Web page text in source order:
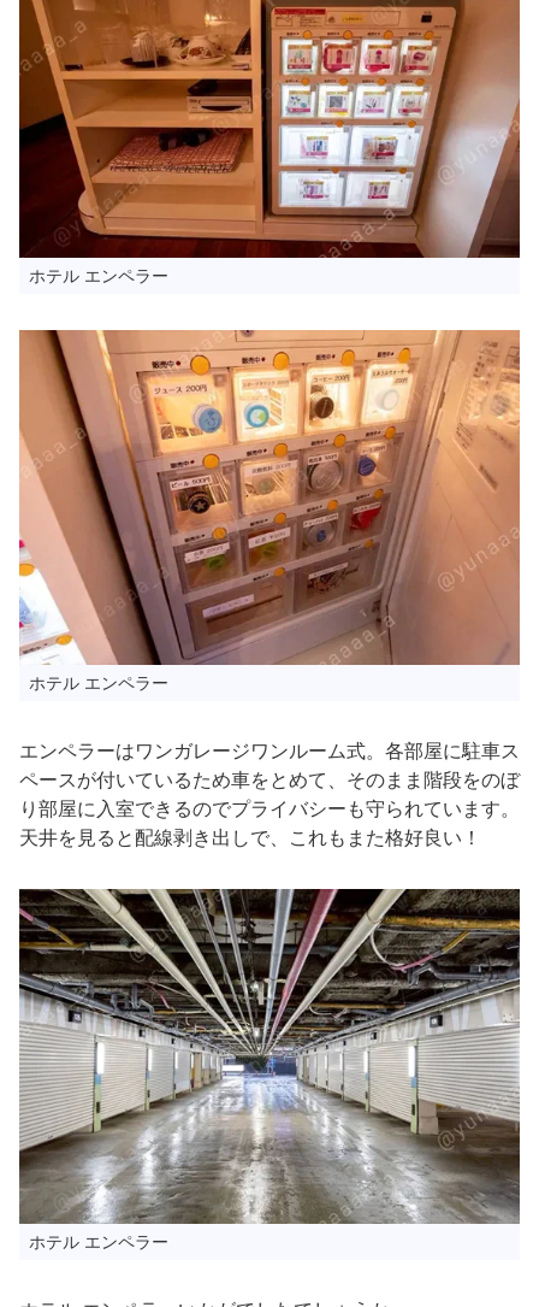
ホテル エンペラー
ホテル エンペラー
エンペラーはワンガレージワンルーム式。各部屋に駐車ス
ペースが付いているため車をとめて、そのまま階段をのぼ
り部屋に入室できるのでプライバシーも守られています。
天井を見ると配線剥き出しで、これもまた格好良い！
ホテル エンペラー